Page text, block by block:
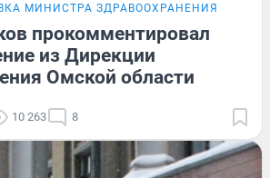
МИНИСТРА ЗДРАВООХРАНЕНИЯ
прокомментировал
из Дирекции
Омской области
10 263 8